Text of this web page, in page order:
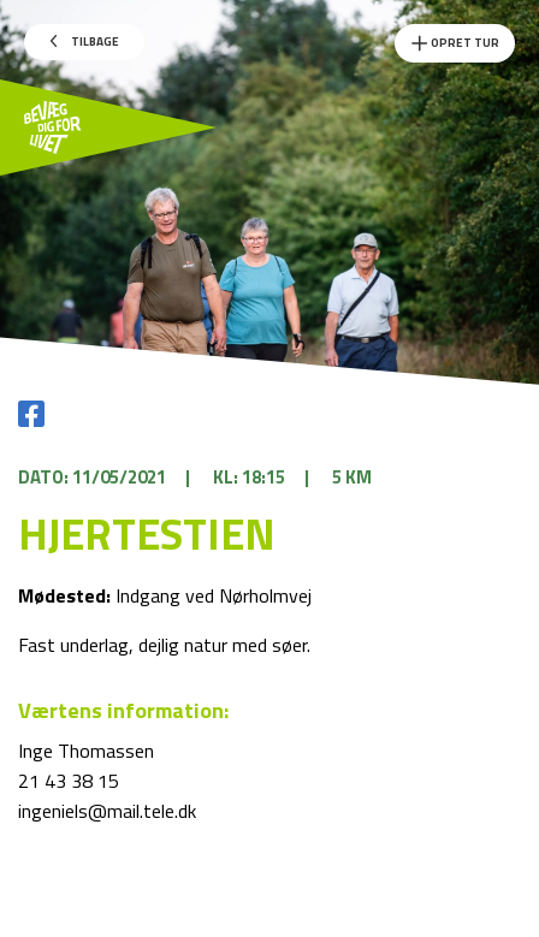
TILBAGE OPRET TUR
DATO: 11/05/2021 | KL: 18:15 | 5 KM
HJERTESTIEN
Mødested: Indgang ved Nørholmvej
Fast underlag, dejlig natur med søer.
Værtens information:
Inge Thomassen
21 43 38 15
ingeniels@mail.tele.dk